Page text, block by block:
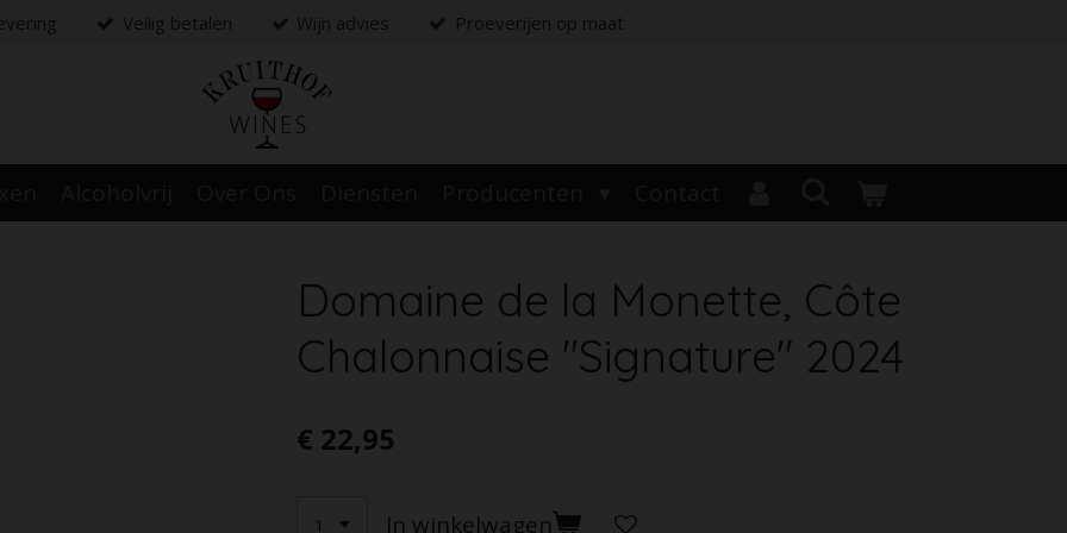
Veilig betalen Wijn advies Proeverijen op maat
Domaine de la Monette, Côte
Chalonnaise ''Signature'' 2024
€ 22,95
In winkelwagen